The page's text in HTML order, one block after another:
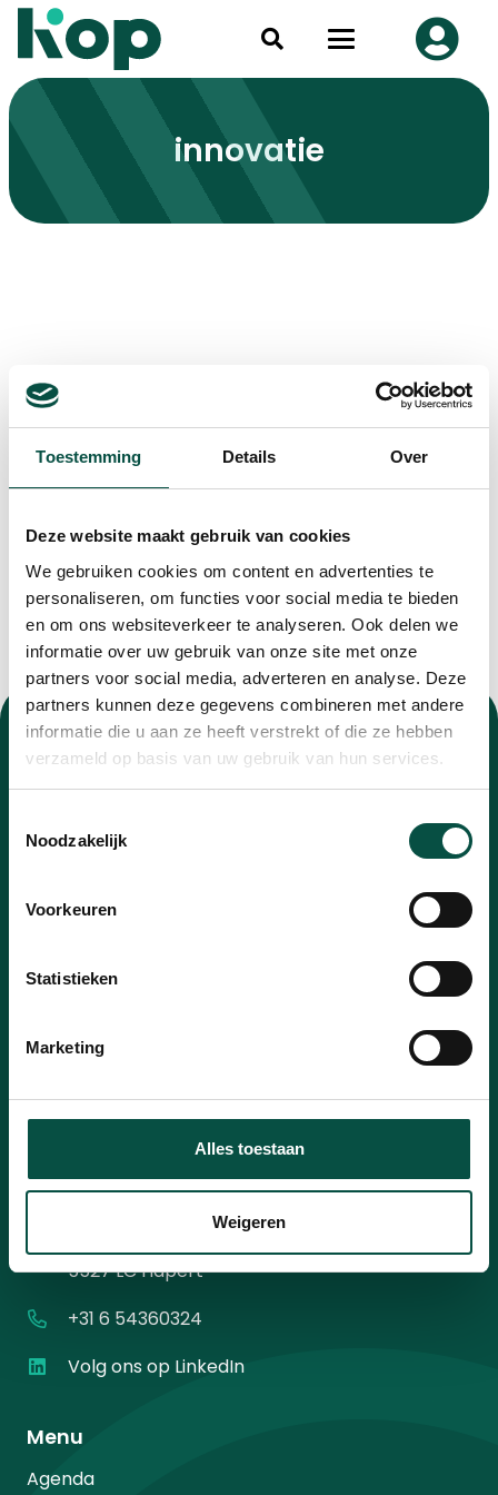
Toestemming Details Over
Deze website maakt gebruik van cookies
We gebruiken cookies om content en advertenties te
personaliseren, om functies voor social media te bieden
en om ons websiteverkeer te analyseren. Ook delen we
informatie over uw gebruik van onze site met onze
partners voor social media, adverteren en analyse. Deze
partners kunnen deze gegevens combineren met andere
informatie die u aan ze heeft verstrekt of die ze hebben
verzameld op basis van uw gebruik van hun services.
Noodzakelijk
Voorkeuren
Statistieken
Marketing
Alles toestaan
Weigeren
innovatie
Nieuwsbrief
Blijf op de hoogte van alle ontwikkelingen met
onze nieuwsbrief
E-
Instemming
Ik ga akkoord met het
Contact
5527 LC Hapert
+31 6 54360324
Volg ons op LinkedIn
Menu
Agenda